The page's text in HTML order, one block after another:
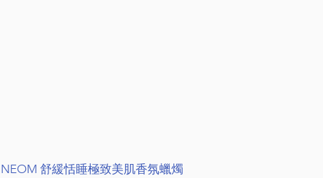
NEOM 舒緩恬睡極致美肌香氛蠟燭